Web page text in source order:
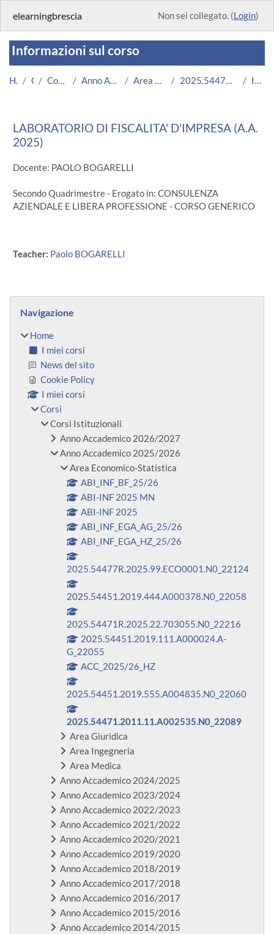
elearningbrescia Non sei collegato. (Login)
Informazioni sul corso
Home Corsi Corsi Istituzionali Anno Accademico 2025/2026 Area Economico-Statistica 2025.54471.2011.11.A002535.N0_22089 Introduzione
LABORATORIO DI FISCALITA' D'IMPRESA (A.A.
2025)
Docente: PAOLO BOGARELLI
Secondo Quadrimestre - Erogato in: CONSULENZA
AZIENDALE E LIBERA PROFESSIONE - CORSO GENERICO
Teacher: Paolo BOGARELLI
Blocchi
Navigazione
Home
I miei corsi
News del sito
Cookie Policy
I miei corsi
Corsi
Corsi Istituzionali
Anno Accademico 2026/2027
Anno Accademico 2025/2026
Area Economico-Statistica
ABI_INF_BF_25/26
ABI-INF 2025 MN
ABI-INF 2025
ABI_INF_EGA_AG_25/26
ABI_INF_EGA_HZ_25/26
2025.54477R.2025.99.ECO0001.N0_22124
2025.54451.2019.444.A000378.N0_22058
2025.54471R.2025.22.703055.N0_22216
2025.54451.2019.111.A000024.A-
G_22055
ACC_2025/26_HZ
2025.54451.2019.555.A004835.N0_22060
2025.54471.2011.11.A002535.N0_22089
Area Giuridica
Area Ingegneria
Area Medica
Anno Accademico 2024/2025
Anno Accademico 2023/2024
Anno Accademico 2022/2023
Anno Accademico 2021/2022
Anno Accademico 2020/2021
Anno Accademico 2019/2020
Anno Accademico 2018/2019
Anno Accademico 2017/2018
Anno Accademico 2016/2017
Anno Accademico 2015/2016
Anno Accademico 2014/2015